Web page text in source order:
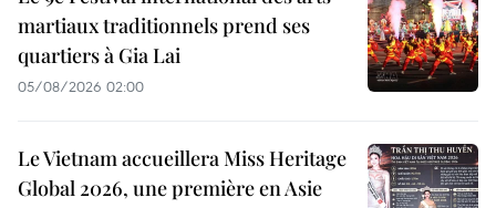
martiaux traditionnels prend ses
quartiers à Gia Lai
05/08/2026 02:00
Le Vietnam accueillera Miss Heritage
Global 2026, une première en Asie